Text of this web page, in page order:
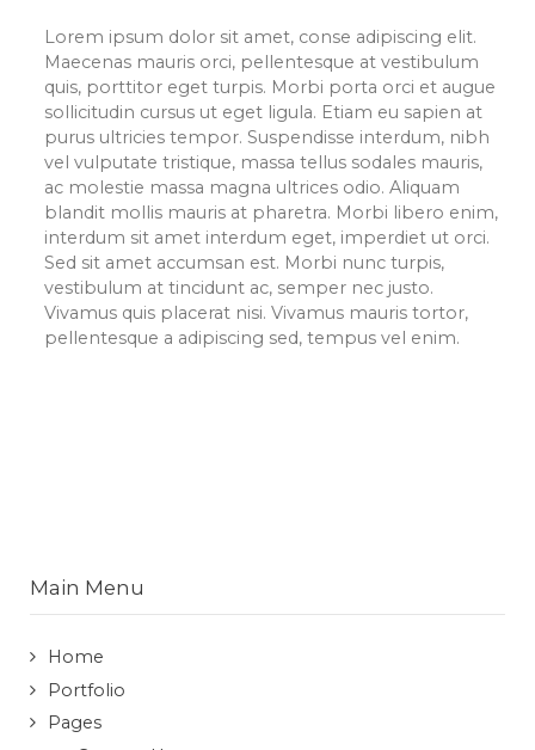
Lorem ipsum dolor sit amet, conse adipiscing elit.
Maecenas mauris orci, pellentesque at vestibulum
quis, porttitor eget turpis. Morbi porta orci et augue
sollicitudin cursus ut eget ligula. Etiam eu sapien at
purus ultricies tempor. Suspendisse interdum, nibh
vel vulputate tristique, massa tellus sodales mauris,
ac molestie massa magna ultrices odio. Aliquam
blandit mollis mauris at pharetra. Morbi libero enim,
interdum sit amet interdum eget, imperdiet ut orci.
Sed sit amet accumsan est. Morbi nunc turpis,
vestibulum at tincidunt ac, semper nec justo.
Vivamus quis placerat nisi. Vivamus mauris tortor,
pellentesque a adipiscing sed, tempus vel enim.
Main Menu
Home
Portfolio
Pages